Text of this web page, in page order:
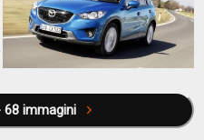
Tutta la gallery - 68 immagini